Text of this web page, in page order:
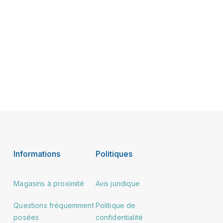
Informations
Magasins à proximité
Questions fréquemment
posées
Politiques
Avis juridique
Politique de
confidentialité